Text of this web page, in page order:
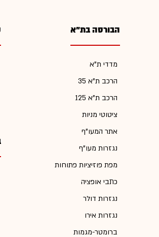
הבורסה בת"א
מדדי ת"א
הרכב ת"א 35
הרכב ת"א 125
ציטוטי מניות
אתר המעו"ף
נגזרות מעו"ף
מפת פוזיציות פתוחות
כתבי אופציה
נגזרות דולר
נגזרות אירו
ברומטר-מגמות